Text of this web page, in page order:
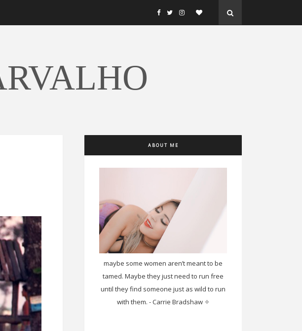
ABOUT ME
maybe some women aren’t meant to be
tamed. Maybe they just need to run free
until they find someone just as wild to run
with them. - Carrie Bradshaw ✧